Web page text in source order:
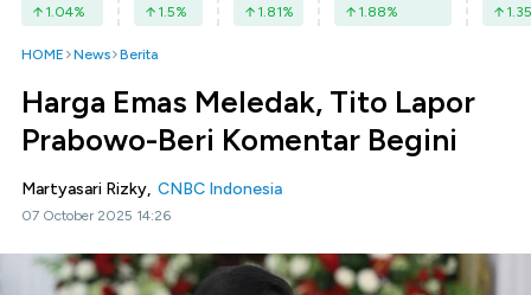
1.04% 1.5% 1.81% 1.88% 1.35
HOME News Berita
Harga Emas Meledak, Tito Lapor
Prabowo-Beri Komentar Begini
Martyasari Rizky, CNBC Indonesia
07 October 2025 14:26